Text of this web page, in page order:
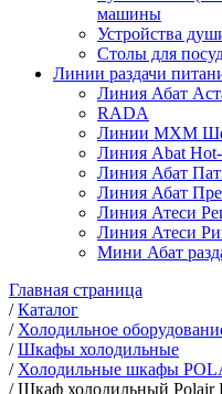
машины
Устройства
Столы для
Линии раздачи
Линия Абат
RADA
Линии МХМ
Линия Abat
Линия Абат
Линия Абат
Линия Атеси
Линия Атеси
Мини Абат
Главная страница
/Каталог
/ Холодильное
/Шкафы холодильные
/ Холодильные шкафы
/Шкаф холодильный Polair